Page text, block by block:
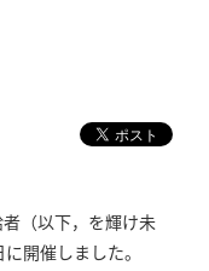
（以下，を輝け未
開催しました。